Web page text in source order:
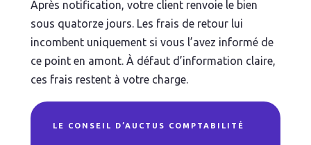
Après notification, votre client renvoie le bien
sous quatorze jours. Les frais de retour lui
incombent uniquement si vous l’avez informé de
ce point en amont. À défaut d’information claire,
ces frais restent à votre charge.
LE CONSEIL D’AUCTUS COMPTABILITÉ